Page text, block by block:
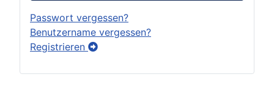
Passwort vergessen?
Benutzername vergessen?
Registrieren